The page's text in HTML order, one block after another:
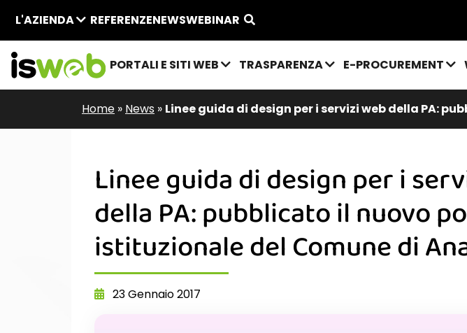
L'AZIENDA REFERENZENEWSWEBINAR
PORTALI E SITI WEB TRASPARENZA E-PROCUREMENT
Home » News » Linee guida di design per i servizi web della PA:
Linee guida di design per i
della PA: pubblicato il nuovo
istituzionale del Comune di
23 Gennaio 2017